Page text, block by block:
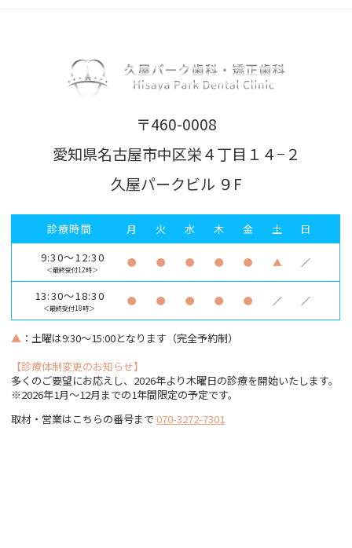
〒460-0008
愛知県名古屋市中区栄４丁目１４−２
久屋パークビル ９F
診療時間 月 火 水 木 金 土
日
9:30～12:30
＜最終受付12時＞
● ● ● ● ● ▲ ／
13:30～18:30
＜最終受付18時＞
● ● ● ● ● ／ ／
▲ ：土曜は9:30～15:00となります（完全予約制）
【診療体制変更のお知らせ】
多くのご要望にお応えし、2026年より木曜日の診療を開始いたします。
※2026年1月〜12月までの1年間限定の予定です。
取材・営業はこちらの番号まで 070-3272-7301